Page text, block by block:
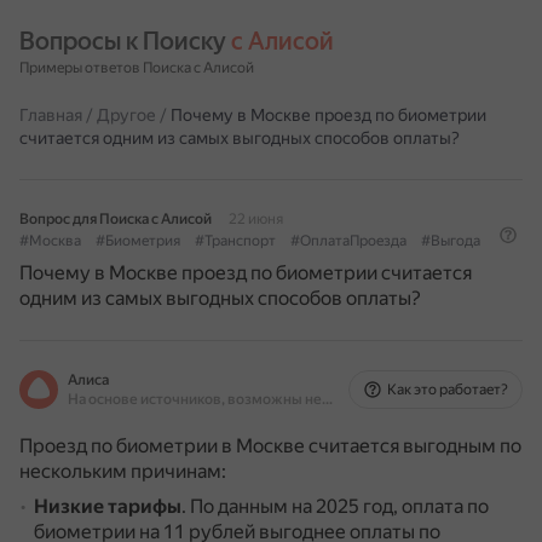
Вопросы к Поиску с Алисой
Примеры ответов Поиска с Алисой
Главная / Другое / Почему в Москве проезд по биометрии
считается одним из самых выгодных способов оплаты?
Вопрос для Поиска с Алисой
22 июня
#Москва
#Биометрия #Транспорт #ОплатаПроезда #Выгода
Почему в Москве проезд по биометрии считается
одним из самых выгодных способов оплаты?
Алиса
На основе источников, возможны неточности
Как это работает?
Проезд по биометрии в Москве считается выгодным по
нескольким причинам:
Низкие тарифы. По данным на 2025 год, оплата по
биометрии на 11 рублей выгоднее оплаты по